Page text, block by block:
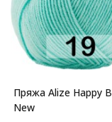
Пряжа Alize Happy
New